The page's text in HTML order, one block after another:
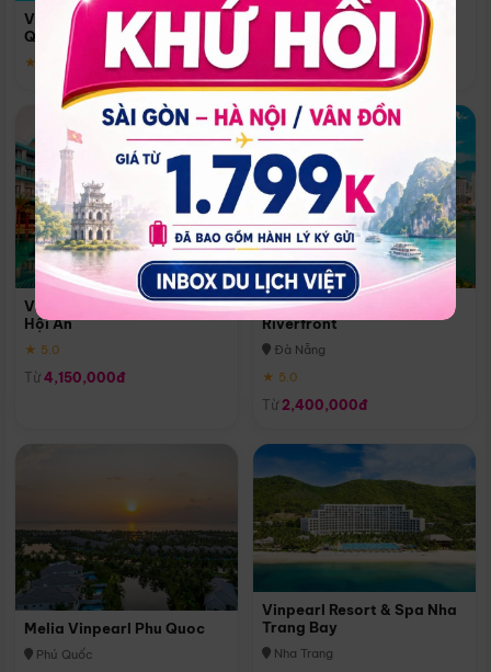
Vinpearl Resort & Spa Phu
Quoc
★ 5.0
Quoc
Phú Quốc
★ 5.0
Vinpearl Resort & Golf Nam
Hội An
★ 5.0
Từ 4,150,000đ
Melia Vinpearl Danang
Riverfront
Đà Nẵng
★ 5.0
Từ 2,400,000đ
Melia Vinpearl Phu Quoc
Phú Quốc
Vinpearl Resort & Spa Nha
Trang Bay
Nha Trang